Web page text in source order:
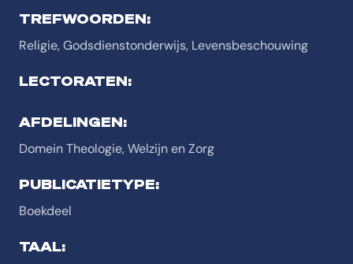
TREFWOORDEN:
Religie, Godsdienstonderwijs, Levensbeschouwing
LECTORATEN:
AFDELINGEN:
Domein Theologie, Welzijn en Zorg
PUBLICATIETYPE:
Boekdeel
TAAL: